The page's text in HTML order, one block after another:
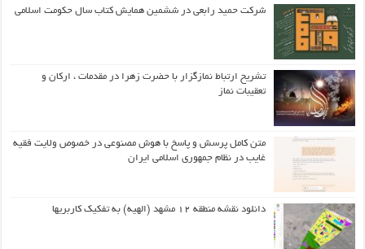
شرکت حمید رابعی در ششمین همایش کتاب سال حکومت اسلامی
تشریح ارتباط نمازگزار با حضرت زهرا در مقدمات ، ارکان و
تعقیبات نماز
متن کامل پرسش و پاسخ با هوش مصنوعی در خصوص ولایت فقیه
غایب در نظام جمهوری اسلامی ایران
دانلود نقشه منطقه ۱۲ مشهد (الهیه) به تفکیک کاربریها